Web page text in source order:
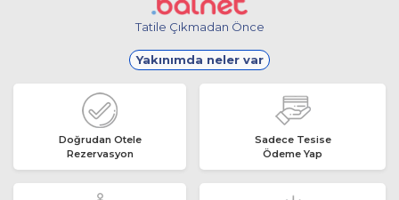
Tatile Çıkmadan Önce
Yakınımda neler var
Doğrudan Otele
Rezervasyon
Sadece Tesise
Ödeme Yap